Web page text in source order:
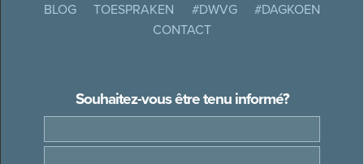
BLOG
TOESPRAKEN #DWVG
#DAGKOEN
CONTACT
Souhaitez-vous être tenu informé?